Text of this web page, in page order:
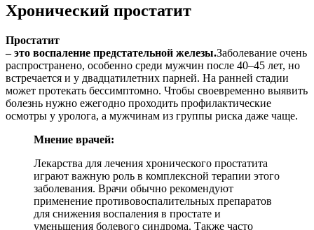
Хронический простатит
Простатит
– это воспаление предстательной железы.Заболевание очень
распространено, особенно среди мужчин после 40–45 лет, но
встречается и у двадцатилетних парней. На ранней стадии
может протекать бессимптомно. Чтобы своевременно выявить
болезнь нужно ежегодно проходить профилактические
осмотры у уролога, а мужчинам из группы риска даже чаще.
Мнение врачей:
Лекарства для лечения хронического простатита
играют важную роль в комплексной терапии этого
заболевания. Врачи обычно рекомендуют
применение противовоспалительных препаратов
для снижения воспаления в простате и
уменьшения болевого синдрома. Также часто